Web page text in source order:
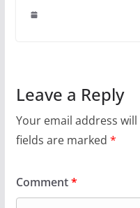
Leave a Reply
Your email address
fields are marked *
Comment*